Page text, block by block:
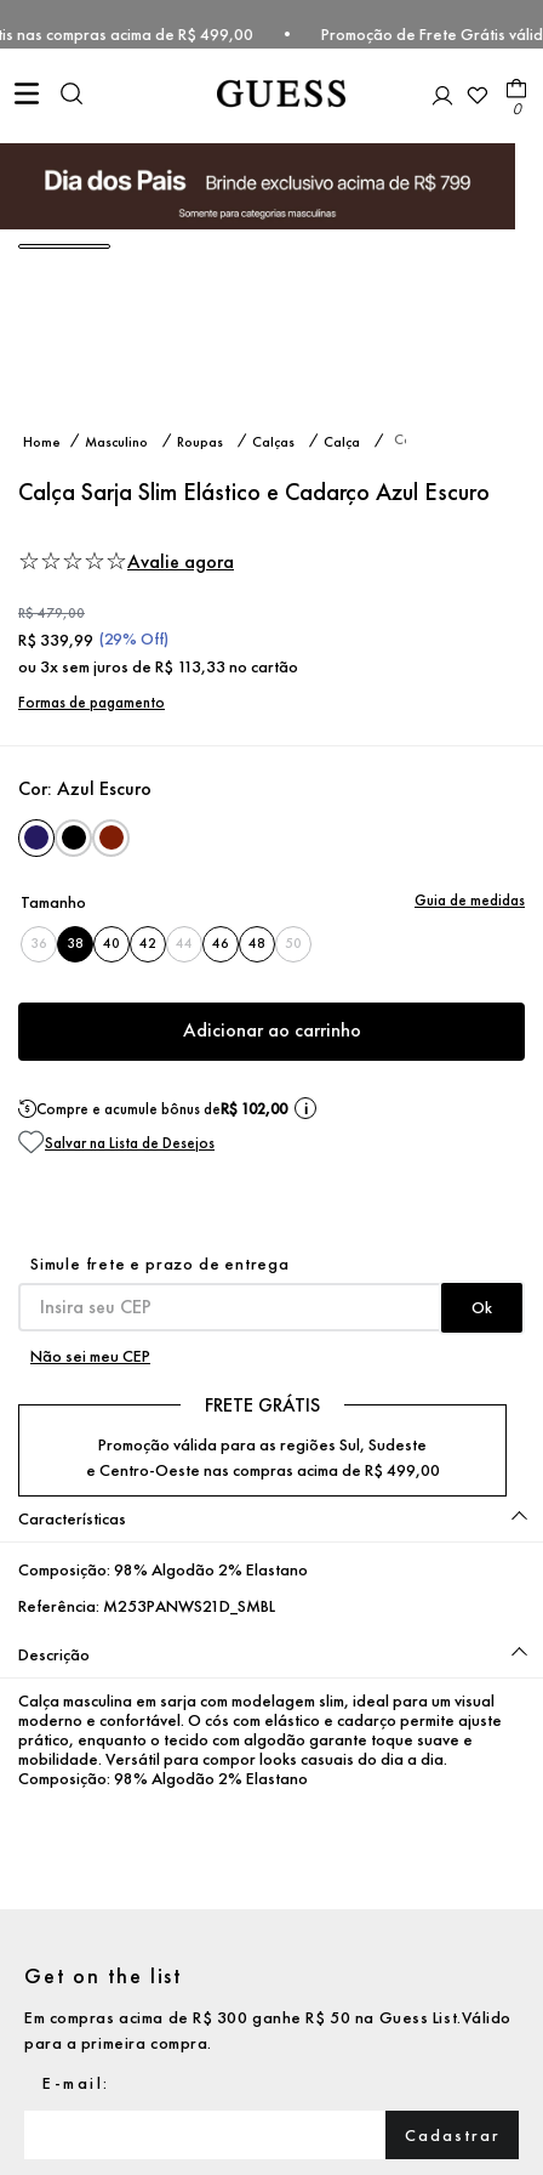
nas compras acima de R$ 499,00 • Promoção de Frete
0
Masculino Roupas Calças
Calça
Calça
Elástico
e
Calça Sarja Slim Elástico e Cadarço Azul Escuro
☆☆☆☆☆Avalie agora
R$479,00
R$ 339,99 (29% Off)
ou 3x sem juros de R$ 113,33 no cartão
Formas de pagamento
Cor: Azul Escuro
Tamanho
36 38 40 42 44 46 48 50
Guia de medidas
Adicionar ao carrinho
Compre e acumule bônus deR$ 102,00 i
Não sei meu CEP
FRETE GRÁTIS
Promoção válida para as regiões Sul, Sudeste
e Centro-Oeste nas compras acima de R$ 499,00
Características
Composição: 98% Algodão 2% Elastano
Referência: M253PANWS21D_SMBL
Descrição
Calça masculina em sarja com modelagem slim, ideal para um visual
moderno e confortável. O cós com elástico e cadarço permite ajuste
prático, enquanto o tecido com algodão garante toque suave e
mobilidade. Versátil para compor looks casuais do dia a dia.
Composição: 98% Algodão 2% Elastano
Get on the list
Em compras acima de R$ 300 ganhe R$ 50 na Guess List.Válido
para a primeira compra.
Cadastrar